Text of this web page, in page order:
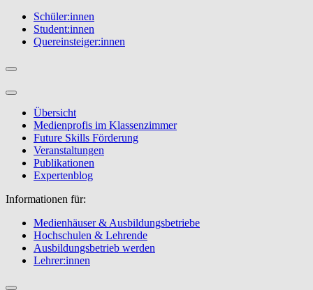
Schüler:innen
Student:innen
Quereinsteiger:innen
Übersicht
Medienprofis im Klassenzimmer
Future Skills Förderung
Veranstaltungen
Publikationen
Expertenblog
Informationen für:
Medienhäuser & Ausbildungsbetriebe
Hochschulen & Lehrende
Ausbildungsbetrieb werden
Lehrer:innen